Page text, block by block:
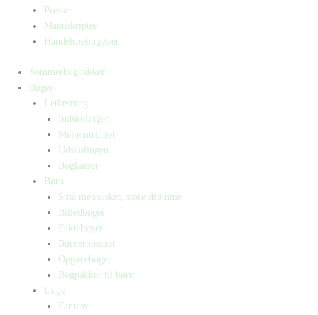
Presse
Manuskripter
Handelsbetingelser
Sommerbogpakker
Bøger
Letlæsning
Indskolingen
Mellemtrinnet
Udskolingen
Bogkasser
Børn
Små mennesker, store drømme
Billedbøger
Faktabøger
Børneromaner
Opgavebøger
Bogpakker til børn
Unge
Fantasy